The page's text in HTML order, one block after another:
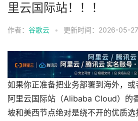
里云国际站！！！
作者： 谷歌云 • 更新时间：2026-05-27
如果你正准备把业务部署到海外，或
阿里云国际站（Alibaba Cloud）的
坡和美西节点绝对是绕不开的优质